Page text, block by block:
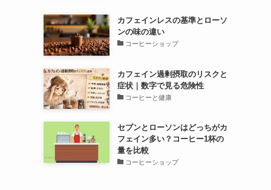
カフェインレスの基準とローソ
ンの味の違い
コーヒーショップ
カフェイン過剰摂取のリスクと
症状｜数字で見る危険性
コーヒーと健康
セブンとローソンはどっちがカ
フェイン多い？コーヒー1杯の
量を比較
コーヒーショップ